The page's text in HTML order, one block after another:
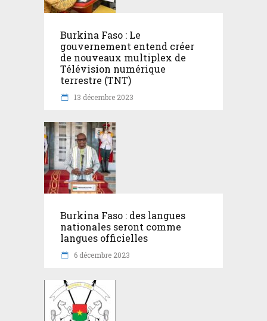
Burkina Faso : Le
gouvernement entend créer
de nouveaux multiplex de
Télévision numérique
terrestre (TNT)
13 décembre 2023
Burkina Faso : des langues
nationales seront comme
langues officielles
6 décembre 2023